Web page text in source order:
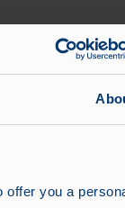
offer you a